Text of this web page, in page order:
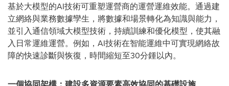
基於大模型的AI技術可重塑運營商的運營運維效能。通過建
立網絡與業務數據孿生，將數據和場景轉化為知識與能力，
並引入通信領域大模型技術，持續訓練和優化模型，使其融
入日常運維運營。例如，AI技術在智能運維中可實現網絡故
障的快速診斷與恢復，時間縮短至30分鍾以內。